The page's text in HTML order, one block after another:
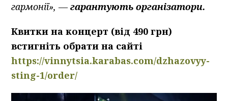
гармонії», —гарантують організатори.
Квитки на концерт (від 490 грн)
встигніть обрати на сайті
https://vinnytsia.karabas.com/dzhazovyy-
sting-1/order/